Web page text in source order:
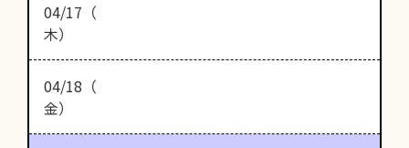
04/17（
木）
04/18（
金）